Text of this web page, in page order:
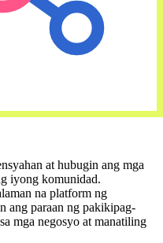
at hubugin ang mga
iyong komunidad.
na platform ng
ang paraan ng pakikipag-
mga negosyo at manatiling